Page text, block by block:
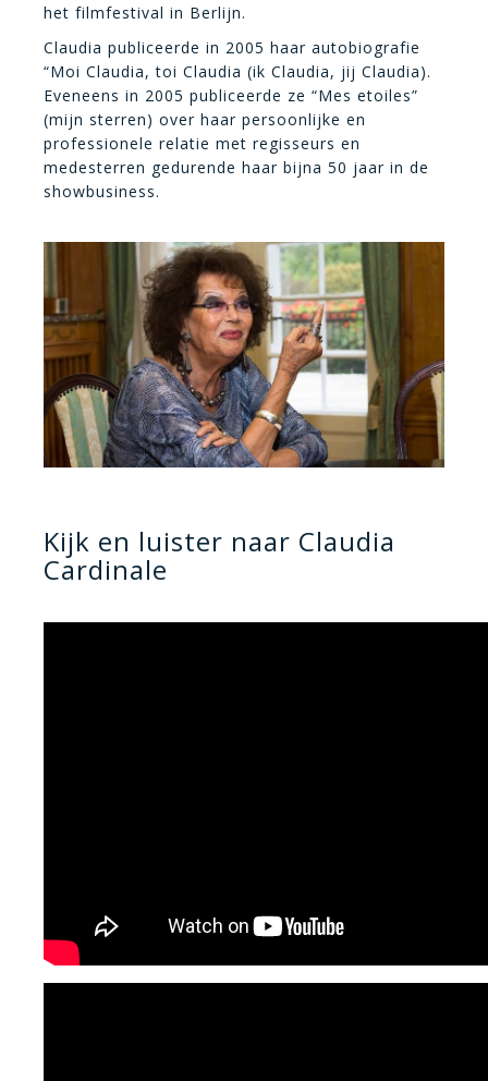
het filmfestival in Berlijn.
Claudia publiceerde in 2005 haar autobiografie
“Moi Claudia, toi Claudia (ik Claudia, jij Claudia).
Eveneens in 2005 publiceerde ze “Mes etoiles”
(mijn sterren) over haar persoonlijke en
professionele relatie met regisseurs en
medesterren gedurende haar bijna 50 jaar in de
showbusiness.
Kijk en luister naar Claudia
Cardinale